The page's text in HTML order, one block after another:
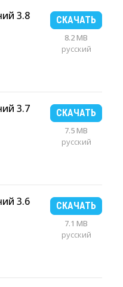
3.8 СКАЧАТЬ
8.2 MB
русский
3.7 СКАЧАТЬ
7.5 MB
русский
3.6 СКАЧАТЬ
7.1 MB
русский